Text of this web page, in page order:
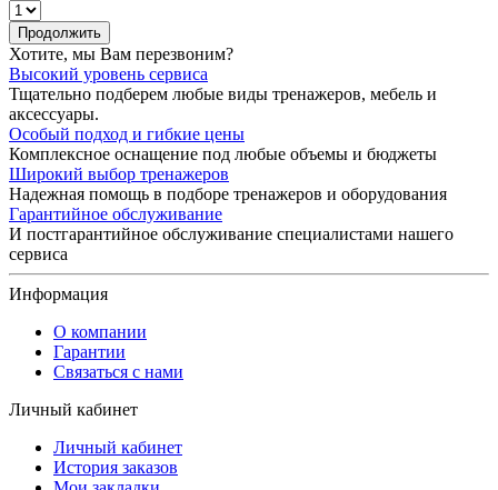
Продолжить
Хотите, мы Вам перезвоним?
Высокий уровень сервиса
Тщательно подберем любые виды тренажеров, мебель и
аксессуары.
Особый подход и гибкие цены
Комплексное оснащение под любые объемы и бюджеты
Широкий выбор тренажеров
Надежная помощь в подборе тренажеров и оборудования
Гарантийное обслуживание
И постгарантийное обслуживание специалистами нашего
сервиса
Информация
О компании
Гарантии
Связаться с нами
Личный кабинет
Личный кабинет
История заказов